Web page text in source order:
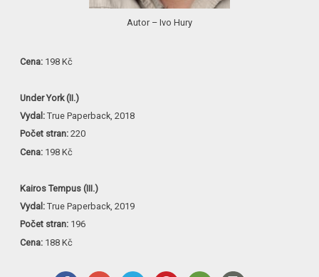
Autor – Ivo Hury
Cena: 198 Kč
Under York (II.)
Vydal:True Paperback, 2018
Počet stran:220
Cena: 198 Kč
Kairos Tempus (III.)
Vydal:True Paperback, 2019
Počet stran: 196
Cena: 188 Kč